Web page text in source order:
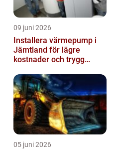
09 juni 2026
Installera värmepump i
Jämtland för lägre
kostnader och trygg
05 juni 2026